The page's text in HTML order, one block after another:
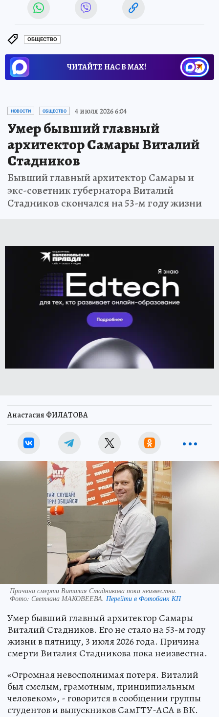
ОБЩЕСТВО
ЧИТАЙТЕ НАС В МАХ!
НОВОСТИ ОБЩЕСТВО 4 июля 2026 6:04
Умер бывший главный
архитектор Самары Виталий
Стадников
Бывший главный архитектор Самары и
экс-советник губернатора Виталий
Стадников скончался на 53-м году жизни
Анастасия ФИЛАТОВА
Причина смерти Виталия Стадникова пока неизвестна.
Фото: Светлана МАКОВЕЕВА. Перейти в Фотобанк КП
Умер бывший главный архитектор Самары
Виталий Стадников. Его не стало на 53-м году
жизни в пятницу, 3 июля 2026 года. Причина
смерти Виталия Стадникова пока неизвестна.
«Огромная невосполнимая потеря. Виталий
был смелым, грамотным, принципиальным
человеком», - говорится в сообщении группы
студентов и выпускников СамГТУ-АСА в ВК.